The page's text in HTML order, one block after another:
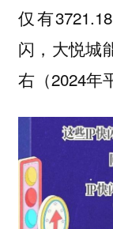
仅有
闪，大悦城
右（2024年